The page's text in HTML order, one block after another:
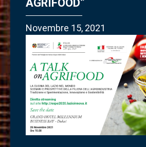
AGRIFOOD”
Novembre 15, 2021